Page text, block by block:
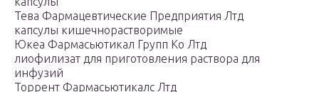
Тева Фармацевтические Предприятия Лтд
капсулы кишечнорастворимые
Юкеа Фармасьютикал Групп Ко Лтд
лиофилизат для приготовления раствора для
инфузий
Торрент Фармасьютикалс Лтд